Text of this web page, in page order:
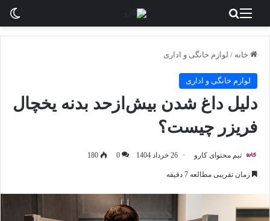
منو
خانه / لوازم خانگی و اداری
لوازم خانگی و اداری
دلیل داغ شدن بیش‌ازحد بدنه یخچال
فریزر چیست؟
تیم محتوای کارو 26 خرداد 1404 0
180
زمان تقریبی مطالعه 7 دقیقه